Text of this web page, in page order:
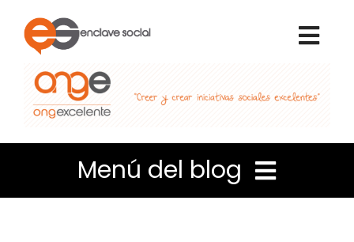
content
Inicio
Menú del blog